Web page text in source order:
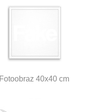
Fotoobraz 40x40 cm